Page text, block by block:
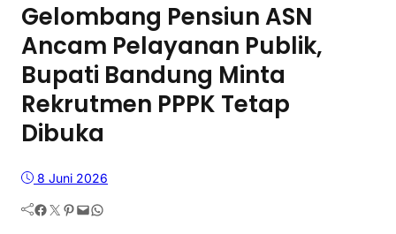
Gelombang Pensiun ASN
Ancam Pelayanan Publik,
Bupati Bandung Minta
Rekrutmen PPPK Tetap
Dibuka
8 Juni 2026
Facebook Twitter Pinterest Mail WhatsApp